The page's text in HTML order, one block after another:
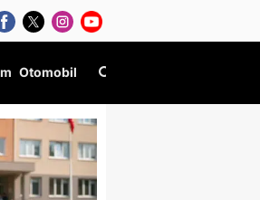
Otomobil